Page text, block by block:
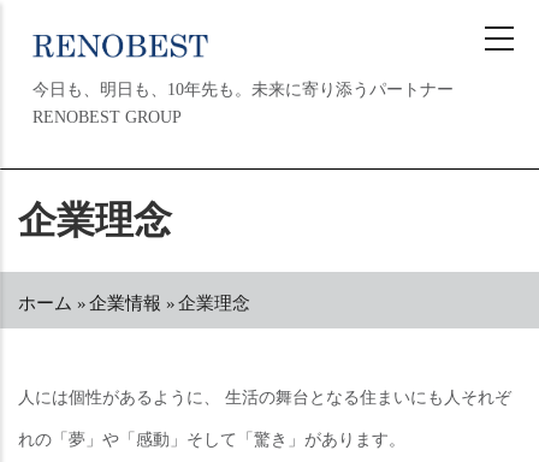
今日も、明日も、10年先も。未来に寄り添うパートナー
RENOBEST GROUP
MAIN
NAVIGATION
企業理念
パ
ず
ホーム »企業情報 »企業理念
人には個性があるように、 生活の舞台となる住まいにも人それぞ
れの「夢」や「感動」そして「驚き」があります。